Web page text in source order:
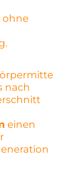
ohne
nach
einen